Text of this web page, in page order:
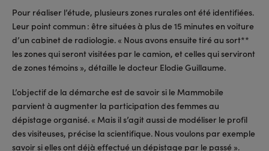
Pour réaliser l’étude, plusieurs zones rurales ont été identifiées.
Leur point commun : être situées à plus de 15 minutes en voiture
d’un cabinet de radiologie. « Nous avons ensuite tiré au sort**
les zones qui seront visitées par le camion, et celles qui serviront
de zones témoins », détaille le docteur Elodie Guillaume.
L’objectif de la démarche est de savoir si le Mammobile
parvient à augmenter la participation des femmes au
dépistage organisé. « Mais il s’agit aussi de modéliser le profil
des visiteuses, précise la scientifique. Nous voulons par exemple
savoir si elles ont déjà effectué un dépistage par le passé ».